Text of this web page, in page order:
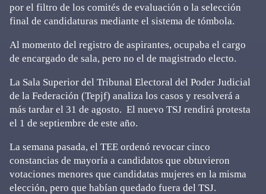
por el filtro de los comités de evaluación o la selección
final de candidaturas mediante el sistema de tómbola.
Al momento del registro de aspirantes, ocupaba el cargo
de encargado de sala, pero no el de magistrado electo.
La Sala Superior del Tribunal Electoral del Poder Judicial
de la Federación (Tepjf) analiza los casos y resolverá a
más tardar el 31 de agosto. El nuevo TSJ rendirá protesta
el 1 de septiembre de este año.
La semana pasada, el TEE ordenó revocar cinco
constancias de mayoría a candidatos que obtuvieron
votaciones menores que candidatas mujeres en la misma
elección, pero que habían quedado fuera del TSJ.